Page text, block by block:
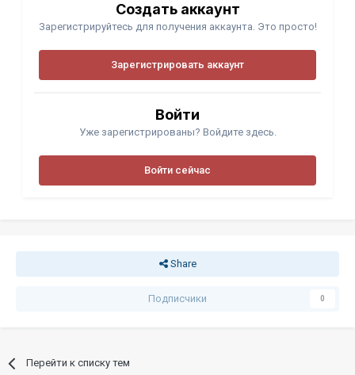
Создать аккаунт
Зарегистрируйтесь для получения аккаунта. Это просто!
Зарегистрировать аккаунт
Войти
Уже зарегистрированы? Войдите здесь.
Войти сейчас
Share
Подписчики 0
Перейти к списку тем